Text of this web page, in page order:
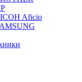
Aficio